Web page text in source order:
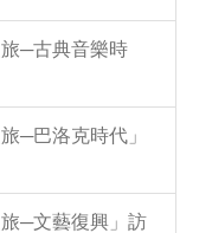
─古典音樂時
─巴洛克時代」
─文藝復興」訪